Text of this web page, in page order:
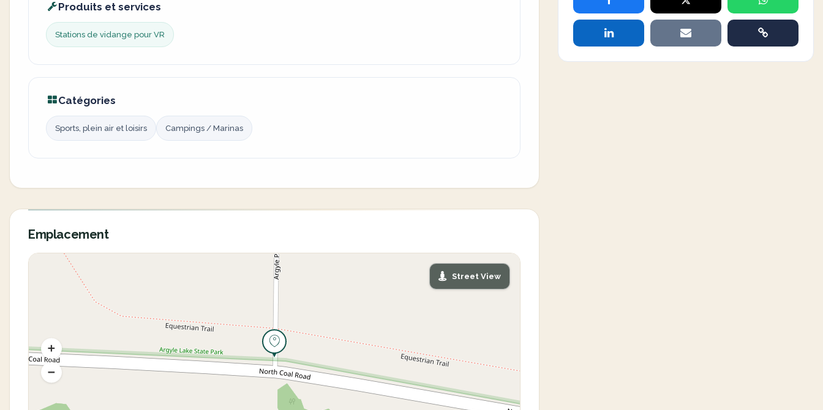
Produits et services
Stations de vidange pour VR
Catégories
Sports, plein air et loisirs Campings / Marinas
Emplacement
Street View